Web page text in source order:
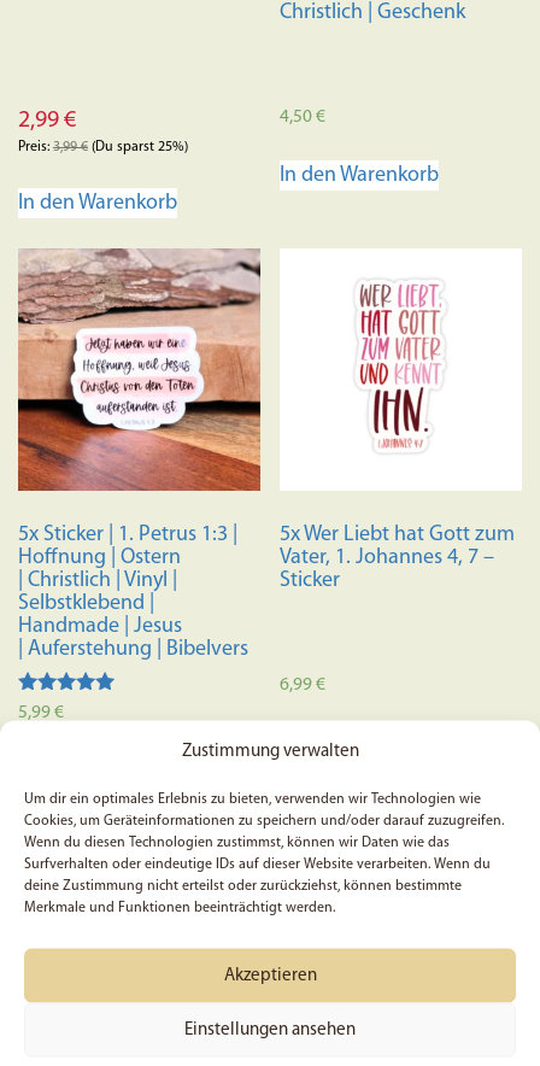
Zustimmung verwalten
Um dir ein optimales Erlebnis zu bieten, verwenden wir Technologien wie
Cookies, um Geräteinformationen zu speichern und/oder darauf zuzugreifen.
Wenn du diesen Technologien zustimmst, können wir Daten wie das
Surfverhalten oder eindeutige IDs auf dieser Website verarbeiten. Wenn du
deine Zustimmung nicht erteilst oder zurückziehst, können bestimmte
Merkmale und Funktionen beeinträchtigt werden.
Akzeptieren
Einstellungen ansehen
2,99 €
Preis: 3,99€ (Du sparst 25%)
In den Warenkorb
Christlich | Geschenk
4,50€
In den Warenkorb
5x Sticker | 1. Petrus 1:3 |
Hoffnung | Ostern
| Christlich | Vinyl |
Selbstklebend |
Handmade | Jesus
| Auferstehung | Bibelvers
Bewertet mit
5.00
5,99€
5x Wer Liebt hat Gott zum
Vater, 1. Johannes 4, 7 –
Sticker
6,99€
In den Warenkorb